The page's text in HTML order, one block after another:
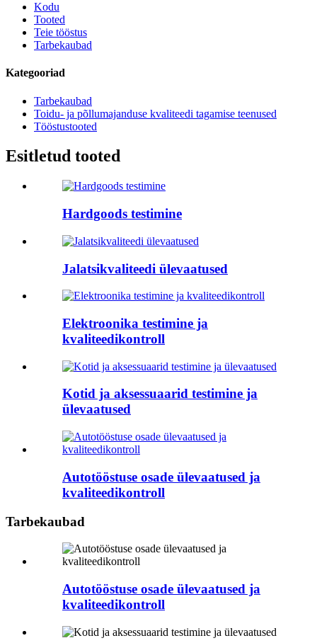
Kodu
Tooted
Teie tööstus
Tarbekaubad
Kategooriad
Tarbekaubad
Toidu- ja põllumajanduse kvaliteedi tagamise teenused
Tööstustooted
Esitletud tooted
Hardgoods testimine
Jalatsikvaliteedi ülevaatused
Elektroonika testimine ja
kvaliteedikontroll
Kotid ja aksessuaarid testimine ja
ülevaatused
Autotööstuse osade ülevaatused ja
kvaliteedikontroll
Tarbekaubad
Autotööstuse osade ülevaatused ja
kvaliteedikontroll